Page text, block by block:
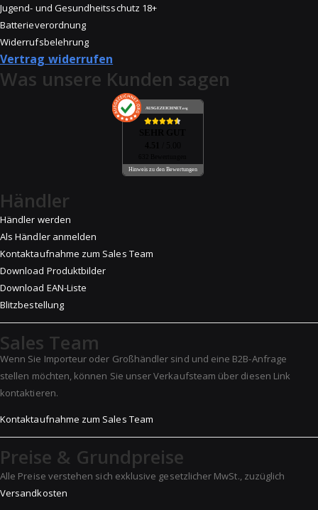
Jugend- und Gesundheitsschutz 18+
Batterieverordnung
Widerrufsbelehrung
Vertrag widerrufen
Was unsere Kunden sagen
AUSGEZEICHNET.org
Hinweis zu den Bewertungen
Händler
Händler werden
Als Händler anmelden
Kontaktaufnahme zum Sales Team
Download Produktbilder
Download EAN-Liste
Blitzbestellung
Sales Team
Wenn Sie Importeur oder Großhändler sind und eine B2B-Anfrage
stellen möchten, können Sie unser Verkaufsteam über diesen Link
kontaktieren.
Kontaktaufnahme zum Sales Team
Preise & Grundpreise
Alle Preise verstehen sich exklusive gesetzlicher MwSt., zuzüglich
Versandkosten